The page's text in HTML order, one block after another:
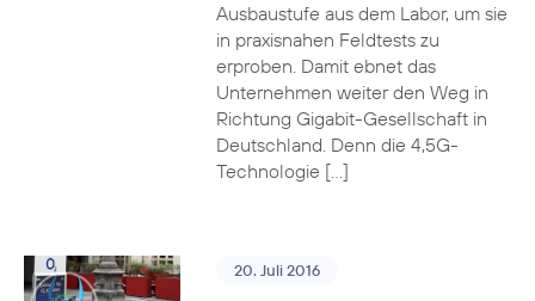
Ausbaustufe aus dem Labor, um sie
in praxisnahen Feldtests zu
erproben. Damit ebnet das
Unternehmen weiter den Weg in
Richtung Gigabit-Gesellschaft in
Deutschland. Denn die 4,5G-
Technologie […]
20. Juli 2016